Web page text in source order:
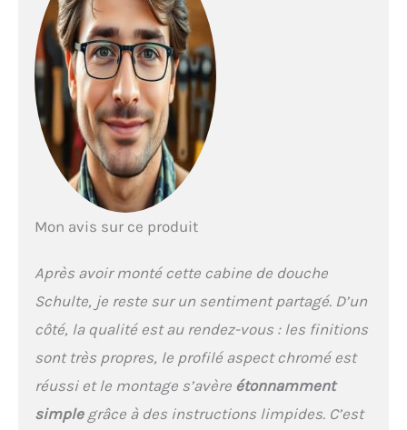
de montage détaillée. Avec
ses 4 mm d'épaisseur,
l'accès d'angle est léger et
s'installe sans difficultés.
Installation possible sur
receveur ou pour douche à
l'italienne EXTENSIBILITÉ :
largeur des portes de
douche placées en angle
variable de 75 à 90 cm.
portes pour un accès
ses éléments coulissants,
cette paroi de douche
extensible est une
véritable solution gain de
place. Les portes
nécessitent aucun surface
de dégagement et
Mon avis sur ce produit
Après avoir monté cette cabine de douche
Schulte, je reste sur un sentiment partagé. D’un
côté, la qualité est au rendez-vous : les finitions
sont très propres, le profilé aspect chromé est
réussi et le montage s’avère étonnamment
simplegrâce à des instructions limpides. C’est